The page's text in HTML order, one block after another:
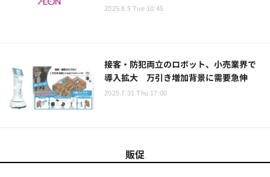
2025.8.5 Tue 10:45
接客・防犯両立のロボット、小売業界で
導入拡大 万引き増加背景に需要急伸
2025.7.31 Thu 17:00
販促